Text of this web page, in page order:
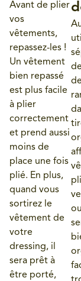
Avant de plier
vos
vêtements,
repassez-les !
Un vêtement
bien repassé
est plus facile
à plier
correctement
et prend aussi
moins de
place une fois
plié. En plus,
quand vous
sortirez le
vêtement de
votre
dressing, il
sera prêt à
être porté,